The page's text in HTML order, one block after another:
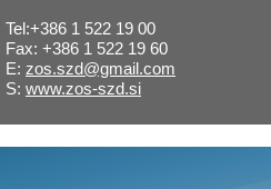
Tel:+386 1 522 19 00
Fax: +386 1 522 19 60
E: zos.szd@gmail.com
S: www.zos-szd.si